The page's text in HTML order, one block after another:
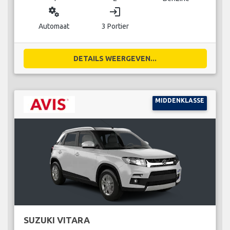
miscellaneous_services
Automaat
login
3 Portier
DETAILS WEERGEVEN...
MIDDENKLASSE
SUZUKI VITARA